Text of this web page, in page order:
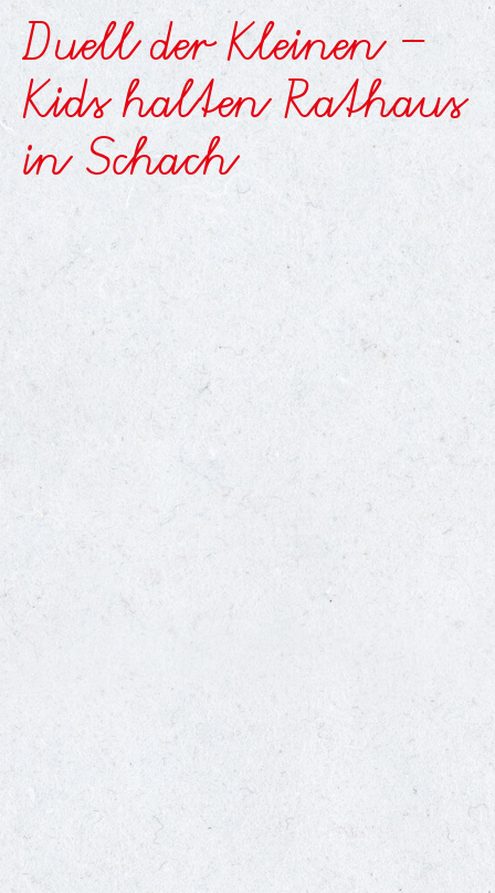
Duell der Kleinen –
Kids halten Rathaus
in Schach